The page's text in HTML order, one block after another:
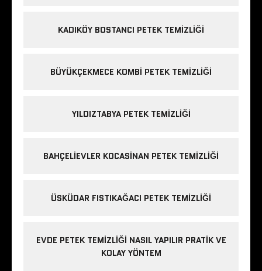
KADIKÖY BOSTANCI PETEK TEMIZLIĞI
BÜYÜKÇEKMECE KOMBI PETEK TEMIZLIĞI
YILDIZTABYA PETEK TEMIZLIĞI
BAHÇELIEVLER KOCASINAN PETEK TEMIZLIĞI
ÜSKÜDAR FISTIKAĞACI PETEK TEMIZLIĞI
EVDE PETEK TEMIZLIĞI NASIL YAPILIR PRATIK VE
KOLAY YÖNTEM